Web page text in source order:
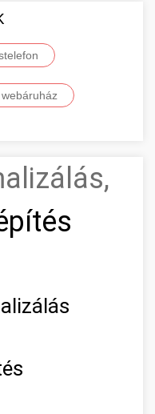
webáruház